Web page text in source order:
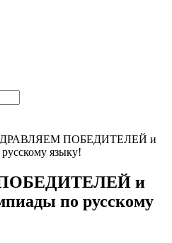
ПОБЕДИТЕЛЕЙ и
языку!
и
по русскому